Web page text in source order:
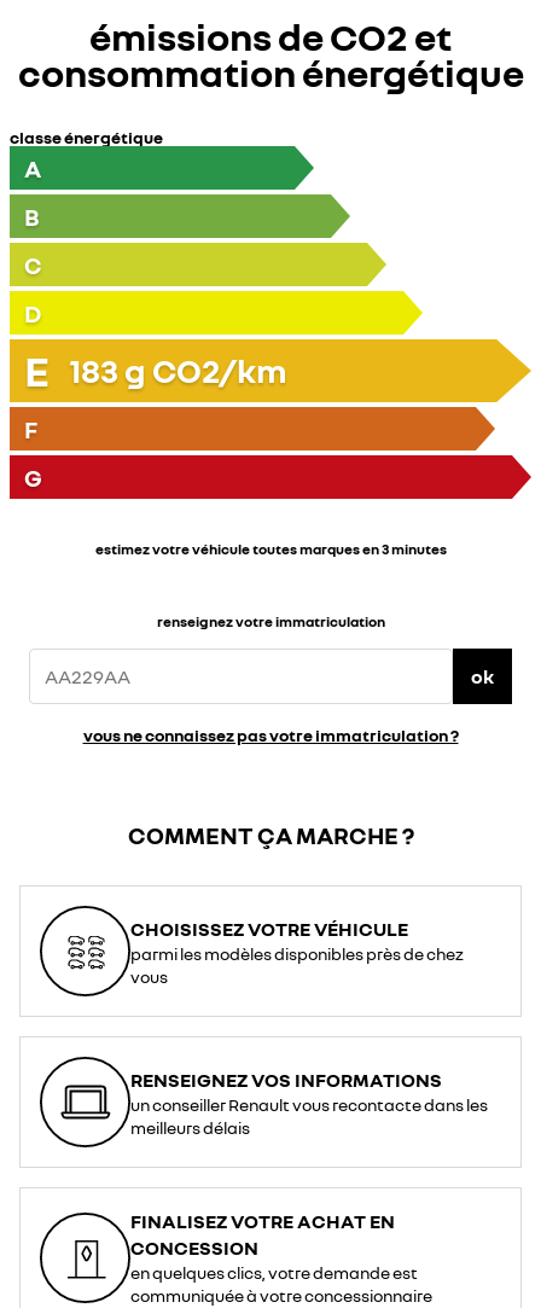
émissions de CO2 et
consommation énergétique
classe énergétique
A
B
C
D
E 183 g CO2/km
F
G
estimez votre véhicule toutes marques en 3 minutes
renseignez votre immatriculation
ok
vous ne connaissez pas votre immatriculation ?
COMMENT ÇA MARCHE ?
CHOISISSEZ VOTRE VÉHICULE
parmi les modèles disponibles près de chez
vous
RENSEIGNEZ VOS INFORMATIONS
un conseiller Renault vous recontacte dans les
meilleurs délais
FINALISEZ VOTRE ACHAT EN
CONCESSION
en quelques clics, votre demande est
communiquée à votre concessionnaire